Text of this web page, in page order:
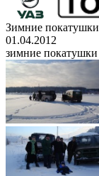
Зимние
01.04.2012
зимние покатушки